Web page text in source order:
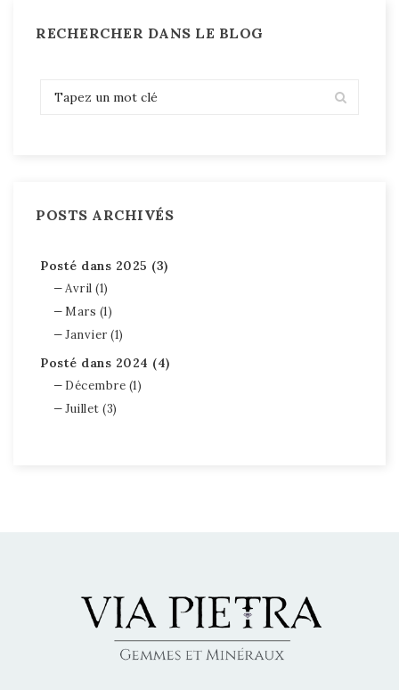
RECHERCHER DANS LE BLOG
POSTS ARCHIVÉS
Posté dans 2025 (3)
Avril (1)
Mars (1)
Janvier (1)
Posté dans 2024 (4)
Décembre (1)
Juillet (3)